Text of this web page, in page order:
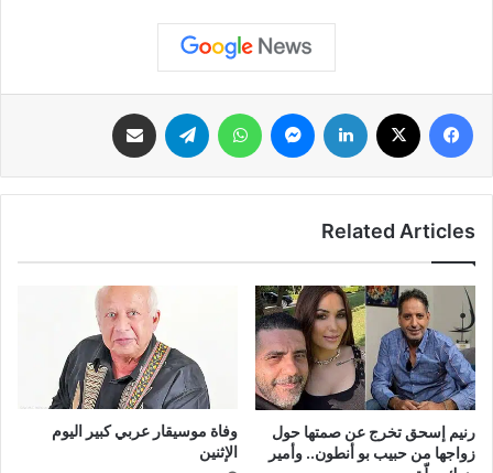
فيسبوك لينكدإن ماسنجر واتساب تيلقرام
Related Articles
رنيم إسحق تخرج عن صمتها حول
زواجها من حبيب بو أنطون.. وأمير
وفاة موسيقار عربي كبير اليوم
الإثنين